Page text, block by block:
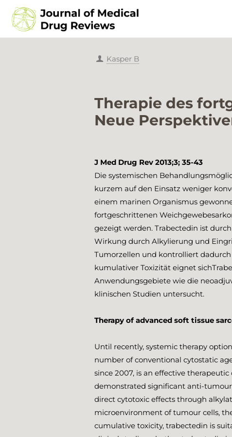
Kasper B
Therapie des
Neue
J Med Drug Rev 2013;3; 35-43
Die systemischen
kurzem auf den Einsatz weniger
einem marinen Organismus
fortgeschrittenen
gezeigt werden. Trabectedin ist
Wirkung durch Alkylierung und
Tumorzellen und kontrolliert
kumulativer Toxizität eignet
Anwendungsgebiete wie die
klinischen Studien untersucht.
Therapy of advanced soft tissue
Until recently, systemic therapy
number of conventional cytostatic
since 2007, is an effective
demonstrated significant anti-
direct cytotoxic effects through
microenvironment of tumour cells,
cumulative toxicity, trabectedin is